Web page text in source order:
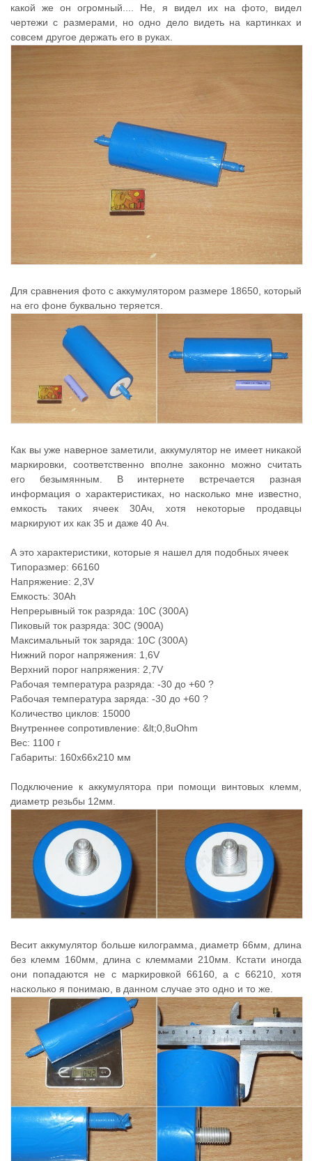
какой же он огромный.... Не, я видел их на фото, видел
чертежи с размерами, но одно дело видеть на картинках и
совсем другое держать его в руках.
Для сравнения фото с аккумулятором размере 18650, который
на его фоне буквально теряется.
Как вы уже наверное заметили, аккумулятор не имеет никакой
маркировки, соответственно вполне законно можно считать
его безымянным. В интернете встречается разная
информация о характеристиках, но насколько мне известно,
емкость таких ячеек 30Ач, хотя некоторые продавцы
маркируют их как 35 и даже 40 Ач.
А это характеристики, которые я нашел для подобных ячеек
Типоразмер: 66160
Напряжение: 2,3V
Емкость: 30Ah
Непрерывный ток разряда: 10C (300A)
Пиковый ток разряда: 30C (900A)
Максимальный ток заряда: 10C (300A)
Нижний порог напряжения: 1,6V
Верхний порог напряжения: 2,7V
Рабочая температура разряда: -30 до +60 ?
Рабочая температура заряда: -30 до +60 ?
Количество циклов: 15000
Внутреннее сопротивление: &lt;0,8uOhm
Вес: 1100 г
Габариты: 160x66x210 мм
Подключение к аккумулятора при помощи винтовых клемм,
диаметр резьбы 12мм.
Весит аккумулятор больше килограмма, диаметр 66мм, длина
без клемм 160мм, длина с клеммами 210мм. Кстати иногда
они попадаются не с маркировкой 66160, а с 66210, хотя
насколько я понимаю, в данном случае это одно и то же.